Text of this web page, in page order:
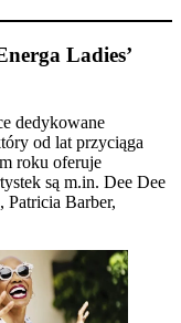
Ladies’
dedykowane
od lat przyciąga
roku oferuje
są m.in. Dee Dee
Barber,